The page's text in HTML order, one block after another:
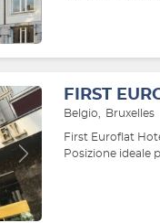
Avanti
FIRST
Belgio Bruxelles
First Euroflat
Posizione ideale